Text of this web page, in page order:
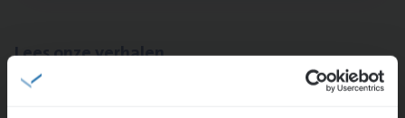
Lees onze verhalen
Meer dan collega’s: hoe Julie en Aurélie elkaar